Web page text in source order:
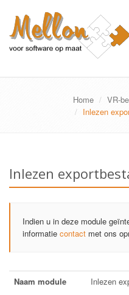
Home VR-
Inlezen
Inlezen
Indien u in deze module
informatie contact met ons
Naam module Inlezen